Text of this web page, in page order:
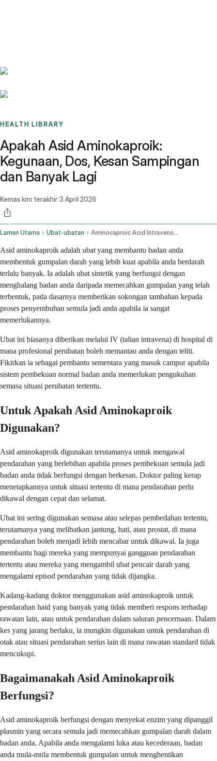
HEALTH LIBRARY
Apakah Asid Aminokaproik:
Kegunaan, Dos, Kesan Sampingan
dan Banyak Lagi
Kemas kini terakhir3 April 2026
Laman Utama Ubat-ubatan Aminocaproic Acid Intravenous Route
Asid aminokaproik adalah ubat yang membantu badan anda
membentuk gumpalan darah yang lebih kuat apabila anda berdarah
terlalu banyak. Ia adalah ubat sintetik yang berfungsi dengan
menghalang badan anda daripada memecahkan gumpalan yang telah
terbentuk, pada dasarnya memberikan sokongan tambahan kepada
proses penyembuhan semula jadi anda apabila ia sangat
memerlukannya.
Ubat ini biasanya diberikan melalui IV (talian intravena) di hospital di
mana profesional perubatan boleh memantau anda dengan teliti.
Fikirkan ia sebagai pembantu sementara yang masuk campur apabila
sistem pembekuan normal badan anda memerlukan pengukuhan
semasa situasi perubatan tertentu.
Untuk Apakah Asid Aminokaproik
Digunakan?
Asid aminokaproik digunakan terutamanya untuk mengawal
pendarahan yang berlebihan apabila proses pembekuan semula jadi
badan anda tidak berfungsi dengan berkesan. Doktor paling kerap
menetapkannya untuk situasi tertentu di mana pendarahan perlu
dikawal dengan cepat dan selamat.
Ubat ini sering digunakan semasa atau selepas pembedahan tertentu,
terutamanya yang melibatkan jantung, hati, atau prostat, di mana
pendarahan boleh menjadi lebih mencabar untuk dikawal. Ia juga
membantu bagi mereka yang mempunyai gangguan pendarahan
tertentu atau mereka yang mengambil ubat pencair darah yang
mengalami episod pendarahan yang tidak dijangka.
Kadang-kadang doktor menggunakan asid aminokaproik untuk
pendarahan haid yang banyak yang tidak memberi respons terhadap
rawatan lain, atau untuk pendarahan dalam saluran pencernaan. Dalam
kes yang jarang berlaku, ia mungkin digunakan untuk pendarahan di
otak atau situasi pendarahan serius lain di mana rawatan standard tidak
mencukupi.
Bagaimanakah Asid Aminokaproik
Berfungsi?
Asid aminokaproik berfungsi dengan menyekat enzim yang dipanggil
plasmin yang secara semula jadi memecahkan gumpalan darah dalam
badan anda. Apabila anda mengalami luka atau kecederaan, badan
anda mula-mula membentuk gumpalan untuk menghentikan